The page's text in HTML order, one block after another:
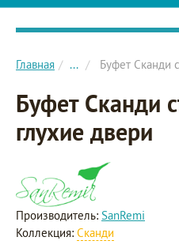
Главное меню сайта
Главная ... Буфет Сканди
Буфет Сканди
глухие двери
Производитель: SanRemi
Коллекция: Сканди